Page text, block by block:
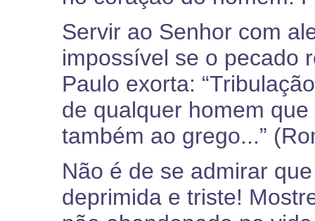
Servir ao Senhor com
impossível se o pecado
Paulo exorta:
de qualquer homem
também ao grego...”
Não é de se admirar
deprimida e triste!